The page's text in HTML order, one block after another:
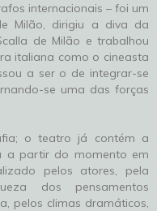
internacionais – foi um
Milão, dirigiu a diva da
de Milão e trabalhou
italiana como o cineasta
a ser o de integrar-se
se uma das forças
o teatro já contém a
a partir do momento em
pelos atores, pela
dos pensamentos
pelos climas dramáticos,